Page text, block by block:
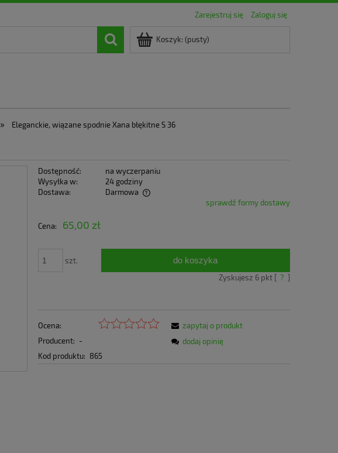
Zarejestruj się Zaloguj się
Koszyk: (pusty)
» Eleganckie, wiązane spodnie Xana błękitne S 36
Dostępność:
na wyczerpaniu
Wysyłka w:
24 godziny
Dostawa:
Darmowa
sprawdź formy dostawy
Cena: 65,00 zł
szt. do koszyka
Zyskujesz 6pkt [ ? ]
Ocena:
Producent: -
Kod produktu: 865
zapytaj o produkt
dodaj opinię